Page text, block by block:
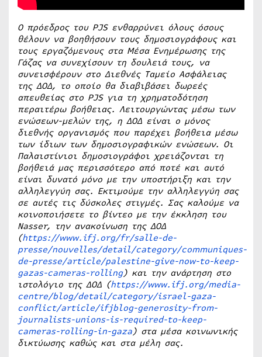
Ο πρόεδρος του PJS ενθαρρύνει όλους όσους
θέλουν να βοηθήσουν τους δημοσιογράφους και
τους εργαζόμενους στα Μέσα Ενημέρωσης της
Γάζας να συνεχίσουν τη δουλειά τους, να
συνεισφέρουν στο Διεθνές Ταμείο Ασφάλειας
της ΔΟΔ, το οποίο θα διαβιβάσει δωρεές
απευθείας στο PJS για τη χρηματοδότηση
περαιτέρω βοήθειας. Λειτουργώντας μέσω των
ενώσεων-μελών της, η ΔΟΔ είναι ο μόνος
διεθνής οργανισμός που παρέχει βοήθεια μέσω
των ίδιων των δημοσιογραφικών ενώσεων. Οι
Παλαιστίνιοι δημοσιογράφοι χρειάζονται τη
βοήθειά μας περισσότερο από ποτέ και αυτό
είναι δυνατό μόνο με την υποστήριξη και την
αλληλεγγύη σας. Εκτιμούμε την αλληλεγγύη σας
σε αυτές τις δύσκολες στιγμές. Σας καλούμε να
κοινοποιήσετε το βίντεο με την έκκληση του
Nasser, την ανακοίνωση της ΔΟΔ
(https://www.ifj.org/fr/salle-de-
presse/nouvelles/detail/category/communiques-
de-presse/article/palestine-give-now-to-keep-
gazas-cameras-rolling) και την ανάρτηση στο
ιστολόγιο της ΔΟΔ (https://www.ifj.org/media-
centre/blog/detail/category/israel-gaza-
conflict/article/ifjblog-generosity-from-
journalists-unions-is-required-to-keep-
cameras-rolling-in-gaza) στα μέσα κοινωνικής
δικτύωσης καθώς και στα μέλη σας.